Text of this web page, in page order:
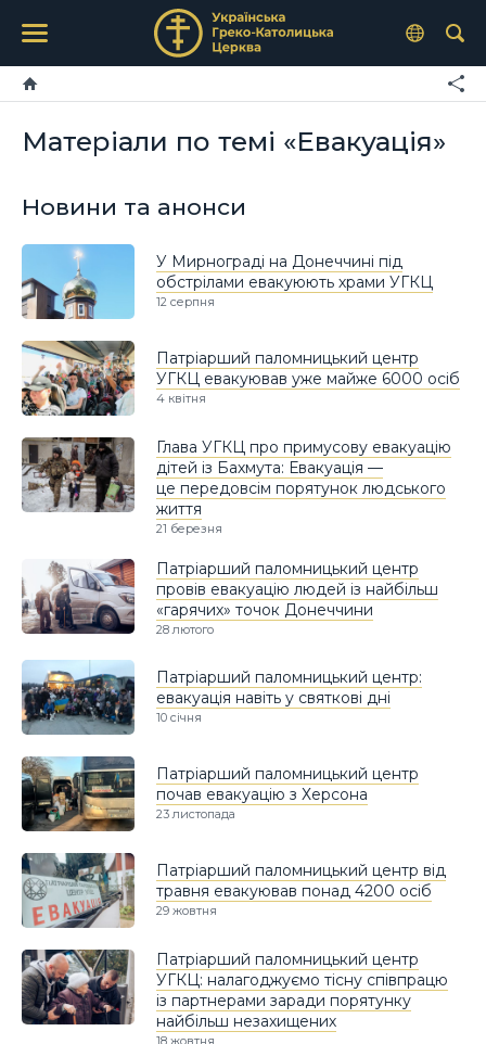
Матеріали по темі «Евакуація»
Новини та анонси
У Мирнограді на Донеччині під
обстрілами евакуюють храми УГКЦ
12 серпня
Патріарший паломницький центр
УГКЦ евакуював уже майже 6000 осіб
4 квітня
Глава УГКЦ про примусову евакуацію
дітей із Бахмута: Евакуація —
це передовсім порятунок людського
життя
21 березня
Патріарший паломницький центр
провів евакуацію людей із найбільш
«гарячих» точок Донеччини
28 лютого
Патріарший паломницький центр:
евакуація навіть у святкові дні
10 січня
Патріарший паломницький центр
почав евакуацію з Херсона
23 листопада
Патріарший паломницький центр від
травня евакуював понад 4200 осіб
29 жовтня
Патріарший паломницький центр
УГКЦ: налагоджуємо тісну співпрацю
із партнерами заради порятунку
найбільш незахищених
18 жовтня